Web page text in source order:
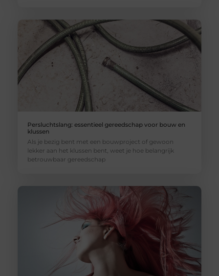
Persluchtslang: essentieel gereedschap voor bouw en
klussen
Als je bezig bent met een bouwproject of gewoon
lekker aan het klussen bent, weet je hoe belangrijk
betrouwbaar gereedschap